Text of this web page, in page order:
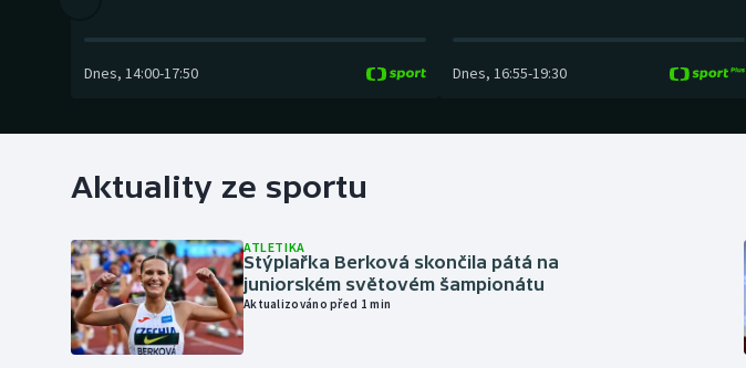
Dnes, 14:00-17:50 Dnes, 16:55-19:30
Aktuality ze sportu
ATLETIKA
Stýplařka Berková skončila pátá na
juniorském světovém šampionátu
Aktualizováno před 1 min